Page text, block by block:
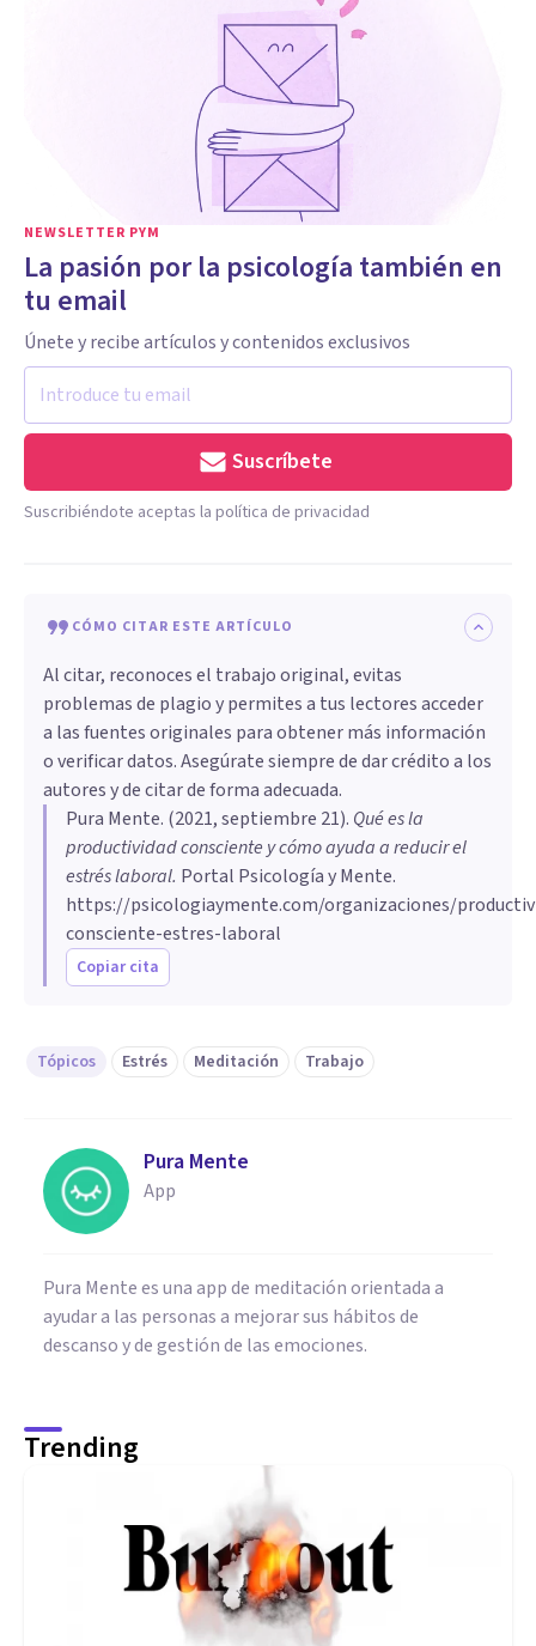
NEWSLETTER PYM
La pasión por la psicología también en
tu email
Únete y recibe artículos y contenidos exclusivos
Suscríbete
Suscribiéndote aceptas la política de privacidad
CÓMO CITAR ESTE ARTÍCULO
Al citar, reconoces el trabajo original, evitas
problemas de plagio y permites a tus lectores acceder
a las fuentes originales para obtener más información
o verificar datos. Asegúrate siempre de dar crédito a los
autores y de citar de forma adecuada.
Pura Mente. (2021, septiembre 21). Qué es la
productividad consciente y cómo ayuda a reducir el
estrés laboral. Portal Psicología y Mente.
https://psicologiaymente.com/organizaciones/
consciente-estres-laboral
Copiar cita
Tópicos Estrés Meditación Trabajo
Pura Mente
App
Pura Mente es una app de meditación orientada a
ayudar a las personas a mejorar sus hábitos de
descanso y de gestión de las emociones.
Trending